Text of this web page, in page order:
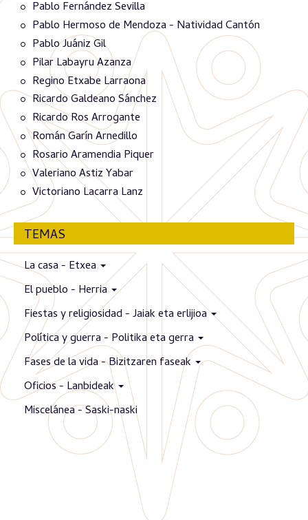
Pablo Fernández Sevilla
Pablo Hermoso de Mendoza - Natividad Cantón
Pablo Juániz Gil
Pilar Labayru Azanza
Regino Etxabe Larraona
Ricardo Galdeano Sánchez
Ricardo Ros Arrogante
Román Garín Arnedillo
Rosario Aramendia Piquer
Valeriano Astiz Yabar
Victoriano Lacarra Lanz
TEMAS
La casa - Etxea
El pueblo - Herria
Fiestas y religiosidad - Jaiak eta erlijioa
Política y guerra - Politika eta gerra
Fases de la vida - Bizitzaren faseak
Oficios - Lanbideak
Miscelánea - Saski-naski